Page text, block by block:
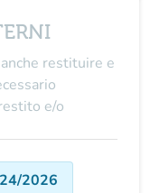
restituire e
e/o
2026